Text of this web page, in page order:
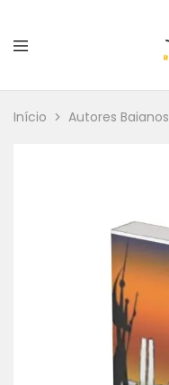
Raiz
Livraria
Início Autores Baianos